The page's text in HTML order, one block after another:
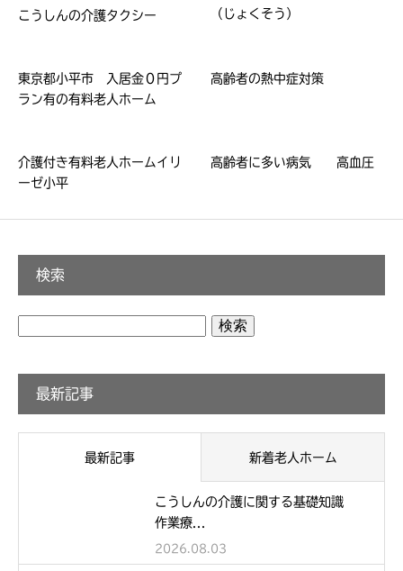
こうしんの介護タクシー
（じょくそう）
東京都小平市 入居金０円プ
ラン有の有料老人ホーム
高齢者の熱中症対策
介護付き有料老人ホームイリ
ーゼ小平
高齢者に多い病気 高血圧
検索
最新記事
最新記事 新着老人ホーム
こうしんの介護に関する基礎知識
作業療...
2026.08.03